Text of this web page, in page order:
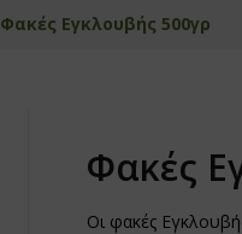
Φακές Εγκλουβής 500γρ
Φακές
Οι φακές